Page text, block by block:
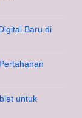
Baru di
untuk